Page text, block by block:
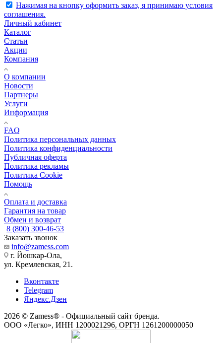
Нажимая на кнопку оформить заказ, я принимаю условия
соглашения.
Личный кабинет
Каталог
Статьи
Акции
Компания
О компании
Новости
Партнеры
Услуги
Информация
FAQ
Политика персональных данных
Политика конфиденциальности
Публичная оферта
Политика рекламы
Политика Cookie
Помощь
Оплата и доставка
Гарантия на товар
Обмен и возврат
8 (800) 300-46-53
Заказать звонок
info@zamess.com
г. Йошкар-Ола,
ул. Кремлевская, 21.
Вконтакте
Telegram
Яндекс.Дзен
2026 © Zamess® - Официальный сайт бренда.
ООО «Легко», ИНН 1200021296, ОРГН 1261200000050